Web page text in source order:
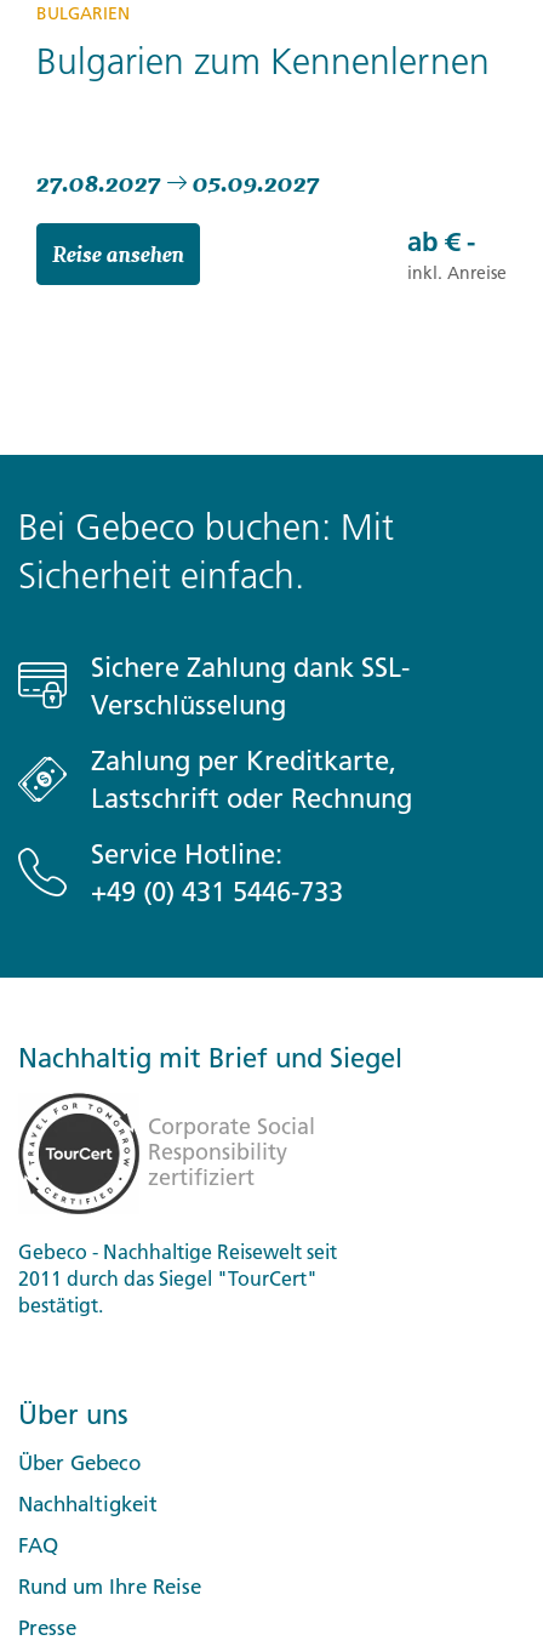
BULGARIEN
Bulgarien zum Kennenlernen
27.08.2027 05.09.2027
Reise ansehen ab € -
inkl. Anreise
Bei Gebeco buchen: Mit
Sicherheit einfach.
Sichere Zahlung dank SSL-
Verschlüsselung
Zahlung per Kreditkarte,
Lastschrift oder Rechnung
Service Hotline:
+49 (0) 431 5446-733
Nachhaltig mit Brief und Siegel
Gebeco - Nachhaltige Reisewelt seit
2011 durch das Siegel "TourCert"
bestätigt.
Über uns
Über Gebeco
Nachhaltigkeit
FAQ
Rund um Ihre Reise
Presse